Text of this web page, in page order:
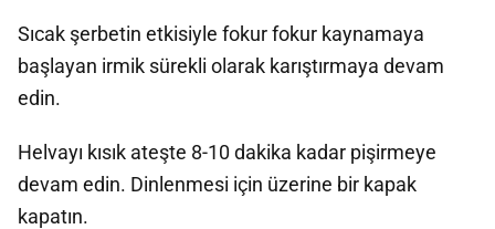
Sıcak şerbetin etkisiyle fokur fokur kaynamaya
başlayan irmik sürekli olarak karıştırmaya devam
edin.
Helvayı kısık ateşte 8-10 dakika kadar pişirmeye
devam edin. Dinlenmesi için üzerine bir kapak
kapatın.